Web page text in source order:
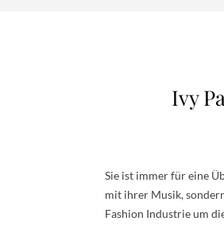
Ivy
Sie ist immer für eine
mit ihrer Musik,
Fashion Industrie um